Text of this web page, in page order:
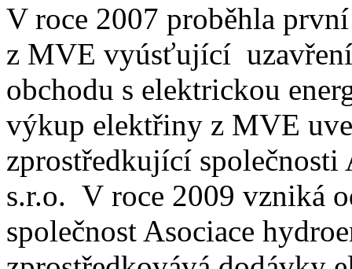
V roce 2007 proběhla
z MVE vyúsťující
obchodu s elektrickou
výkup elektřiny z MVE
zprostředkující společnosti
s.r.o. V roce 2009 vzniká
společnost Asociace